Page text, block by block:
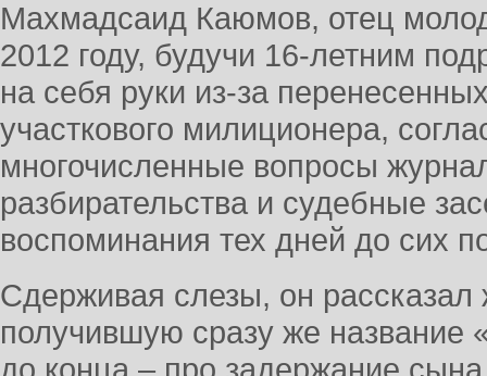
Махмадсаид Каюмов, отец
2012 году, будучи 16-летним
на себя руки из-за
участкового милиционера,
многочисленные вопросы
разбирательства и судебные
воспоминания тех дней до сих
Сдерживая слезы, он
получившую сразу же название